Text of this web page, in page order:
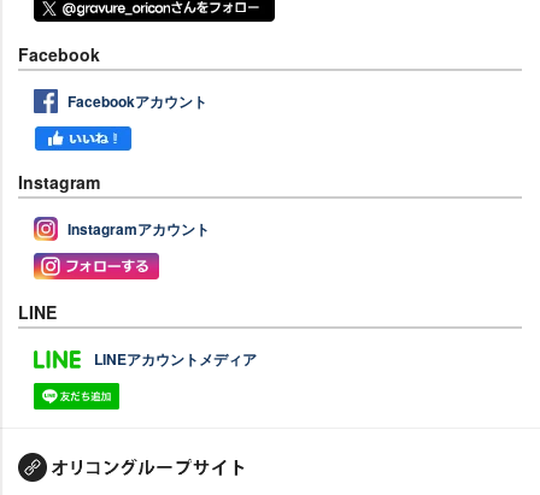
Facebook
Facebookアカウント
Instagram
Instagramアカウント
LINE
LINEアカウントメディア